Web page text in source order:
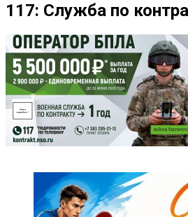
117: Служба по